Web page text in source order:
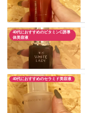
40代におすすめのビタミンC誘導
体美容液
40代におすすめのセラミド美容液